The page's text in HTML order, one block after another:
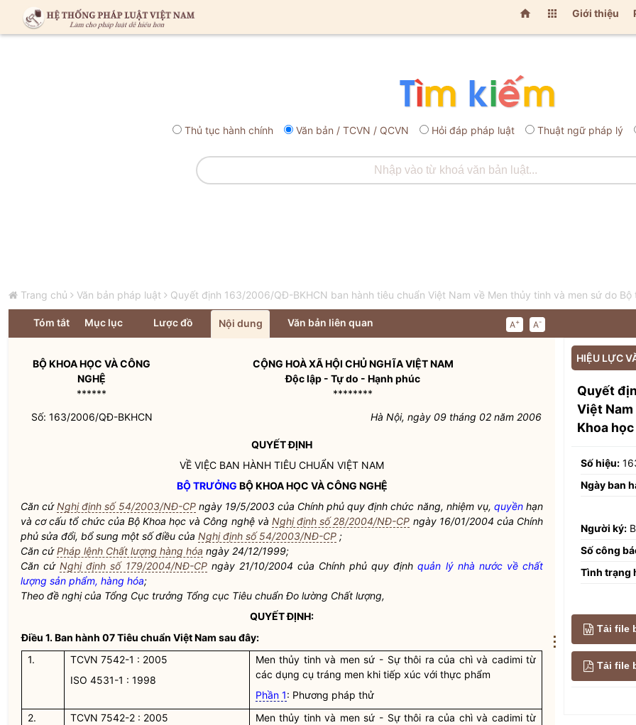
  Giới thiệu
Thủ tục hành chính Văn bản / TCVN / QCVN Hỏi đáp pháp luật Thuật ngữ pháp lý
Trang chủ Văn bản pháp luật Quyết định 163/2006/QĐ-BKHCN ban hành tiêu chuẩn Việt Nam về Men thủy tinh và men sứ do
Tóm tắt Mục lục Lược đồ Nội dung Văn bản liên quan A+ A-
BỘ KHOA HỌC VÀ CÔNG
NGHỆ
******
CỘNG HOÀ XÃ HỘI CHỦ NGHĨA VIỆT NAM
Độc lập - Tự do - Hạnh phúc
********
Số: 163/2006/QĐ-BKHCN
Hà Nội, ngày 09 tháng 02 năm 2006
QUYẾT ĐỊNH
VỀ VIỆC BAN HÀNH TIÊU CHUẨN VIỆT NAM
BỘ TRƯỞNG BỘ KHOA HỌC VÀ CÔNG NGHỆ
Căn cứNghị định số 54/2003/NĐ-CPngày 19/5/2003 của Chính phủ quy định chức năng, nhiệm vụ, quyềnhạn
và cơ cấu tổ chức của Bộ Khoa học và Công nghệ và Nghị định số 28/2004/NĐ-CP ngày 16/01/2004 của Chính
phủ sửa đổi, bổ sung một số điều của Nghị định số 54/2003/NĐ-CP ;
Căn cứPháp lệnh Chất lượng hàng hóa ngày 24/12/1999;
Căn cứNghị định số 179/2004/NĐ-CPngày 21/10/2004 của Chính phủ quy địnhquản lý nhà nước về chất
lượng sản phẩm, hàng hóa;
Theo đề nghị của Tổng Cục trưởng Tổng cục Tiêu chuẩn Đo lường Chất lượng,
QUYẾT ĐỊNH:
Điều 1.Ban hành 07 Tiêu chuẩn Việt Nam sau đây:
1.
TCVN 7542-1 : 2005
ISO 4531-1 : 1998
Men thủy tinh và men sứ - Sự thôi ra của chì và cadimi từ
các dụng cụ tráng men khi tiếp xúc với thực phẩm
Phần 1: Phương pháp thử
2.
TCVN 7542-2 : 2005
Men thủy tinh và men sứ - Sự thôi ra của chì và cadimi từ
HIỆU LỰC
Quyết
Việt
Khoa
Số hiệu:
Ngày ban
Người ký:
Số công
Tình trạng
Tải file
Tải file
⋮